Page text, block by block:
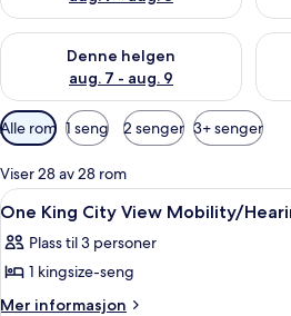
Denne helgen
aug. 7 - aug. 9
Sjekk tilgjengelighet for denne
Tilgjengelige
filtre
for
rom
Alle rom 1 seng 2 senger 3+ senger
Viser 28 av 28 rom
Åpne
alle
bildene
av
One
4
One King City View Mobility/
Plass til 3 personer
1 kingsize-seng
Mer informasjon
Mer